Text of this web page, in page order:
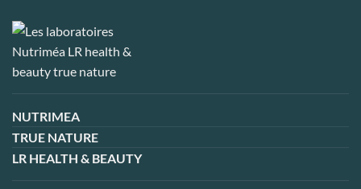
NUTRIMEA
TRUE NATURE
LR HEALTH & BEAUTY